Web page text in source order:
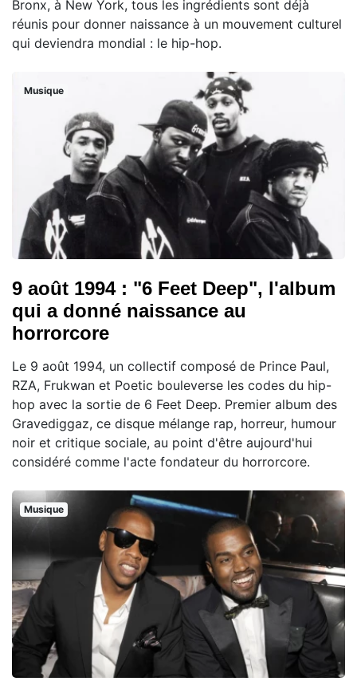
Bronx, à New York, tous les ingrédients sont déjà
réunis pour donner naissance à un mouvement culturel
qui deviendra mondial : le hip-hop.
Musique
9 août 1994 : "6 Feet Deep", l'album
qui a donné naissance au
horrorcore
Le 9 août 1994, un collectif composé de Prince Paul,
RZA, Frukwan et Poetic bouleverse les codes du hip-
hop avec la sortie de 6 Feet Deep. Premier album des
Gravediggaz, ce disque mélange rap, horreur, humour
noir et critique sociale, au point d'être aujourd'hui
considéré comme l'acte fondateur du horrorcore.
Musique